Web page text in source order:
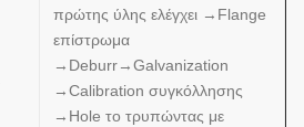
πρώτης ύλης ελέγχει →Flange
επίστρωμα
→Deburr→Galvanization
→Calibration συγκόλλησης
→Hole το τρυπώντας με